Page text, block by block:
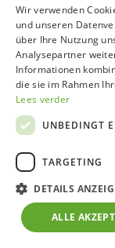
Diese Modelle
oder interner
Einfluss auf die
Alle Preise
werden in
Wir verwenden
und unseren
über Ihre Nutzung
Analysepartner
Informationen
die sie im Rahmen
Lees verder
UNBEDINGT
TARGETING
DETAILS
ALLE